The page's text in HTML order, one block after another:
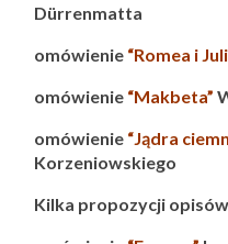
Dürrenmatta
omówienie “Romea i
omówienie “Makbeta”
omówienie “Jądra
Korzeniowskiego
Kilka propozycji